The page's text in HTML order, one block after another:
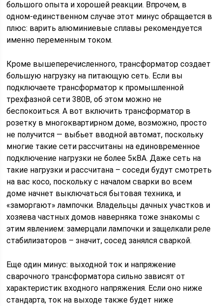
большого опыта и хорошей реакции. Впрочем, в
одном-единственном случае этот минус обращается в
плюс: варить алюминиевые сплавы рекомендуется
именно переменным током.
Кроме вышеперечисленного, трансформатор создает
большую нагрузку на питающую сеть. Если вы
подключаете трансформатор к промышленной
трехфазной сети 380В, об этом можно не
беспокоиться. А вот включить трансформатор в
розетку в многоквартирном доме, возможно, просто
не получится — выбьет вводной автомат, поскольку
многие такие сети рассчитаны на единовременное
подключение нагрузки не более 5кВА. Даже сеть на
такие нагрузки и рассчитана – соседи будут смотреть
на вас косо, поскольку с началом сварки во всем
доме начнет выключаться бытовая техника, и
«заморгают» лампочки. Владельцы дачных участков и
хозяева частных домов наверняка тоже знакомы с
этим явлением: замерцали лампочки и защелкали реле
стабилизаторов – значит, сосед занялся сваркой.
Еще один минус: выходной ток и напряжение
сварочного трансформатора сильно зависят от
характеристик входного напряжения. Если оно ниже
стандарта, ток на выходе также будет ниже